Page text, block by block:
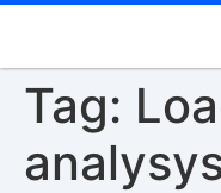
Tag: